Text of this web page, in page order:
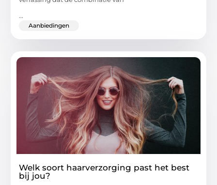
...
Aanbiedingen
Welk soort haarverzorging past het best
bij jou?